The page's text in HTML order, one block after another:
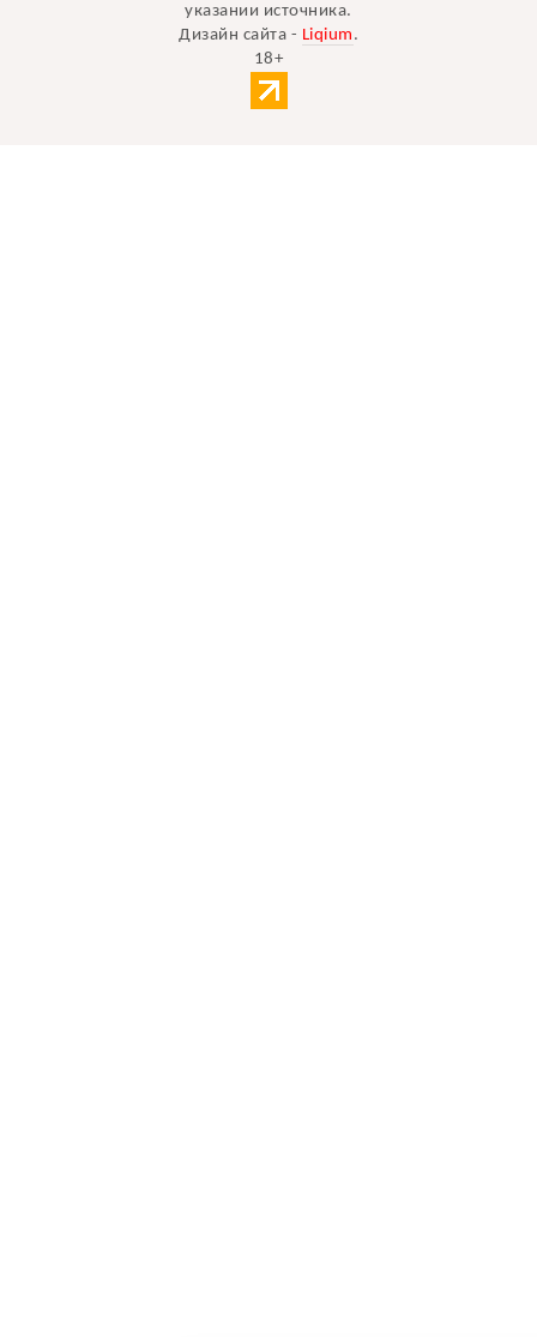
указании источника.
Дизайн сайта - Liqium .
18+